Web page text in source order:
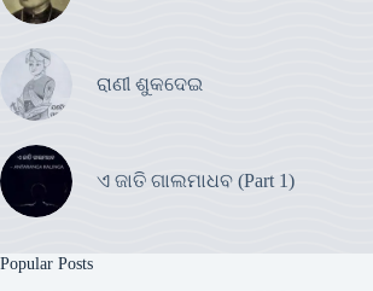
ରାଣୀ ଶୁକଦେଇ
ଏ ଜାତି ଗାଲମାଧବ (Part 1)
Popular Posts